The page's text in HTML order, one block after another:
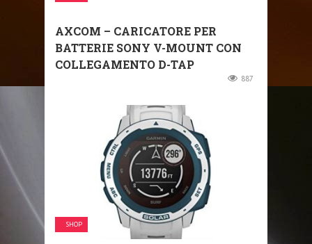
AXCOM – CARICATORE PER
BATTERIE SONY V-MOUNT CON
COLLEGAMENTO D-TAP
887
SHOP